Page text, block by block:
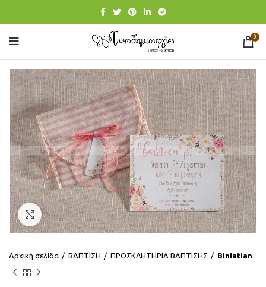
0
Click to enlarge
Αρχική σελίδα ΒΑΠΤΙΣΗ ΠΡΟΣΚΛΗΤΗΡΙΑ ΒΑΠΤΙΣΗΣ Βiniatian